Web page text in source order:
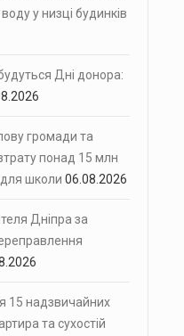
у низці будинків
Дні донора:
громади та
понад 15 млн
для школи 06.08.2026
Дніпра за
15 надзвичайних
та сухостій